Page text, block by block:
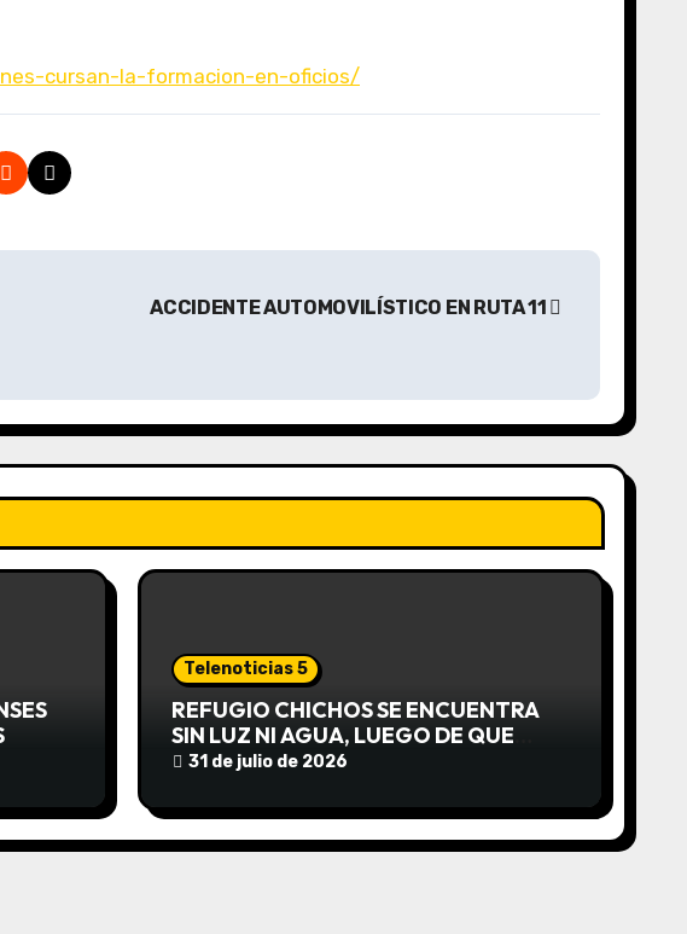
cursan-la-formacion-en-oficios/
ACCIDENTE AUTOMOVILÍSTICO EN RUTA 11
Telenoticias 5
REFUGIO CHICHOS SE ENCUENTRA
SIN LUZ NI AGUA, LUEGO DE QUE
EDEA CORTARA EL SUMINISTRO SIN
31 de julio de 2026